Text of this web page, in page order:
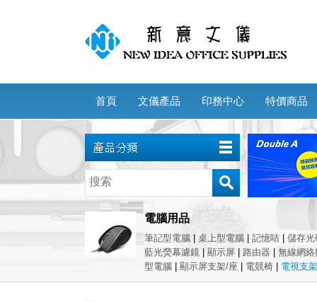
首頁 文儀產品 印務中心 特價商品
電腦用品
筆記型電腦 桌上型電腦 記憶咭
儲存光
藍光熒幕濾鏡
顯示屏 路由器
無線網絡
型電腦
顯示屏支架/座 電競椅 電視支架